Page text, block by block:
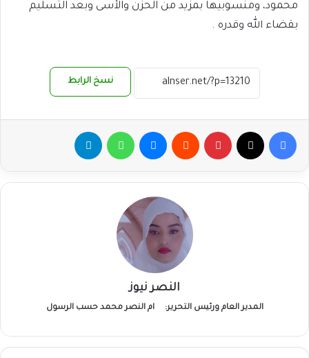
محمود، ومنسوبيها بمزيد من الحزن والأسى وبعد التسليم
بقضاء الله وقدره .
نسخ الرابط
فيسبوك بينتيريست ماسنجر واتساب
النصر نيوز
المدير العام ورئيس التحرير: ام النصر محمد حسب الرسول